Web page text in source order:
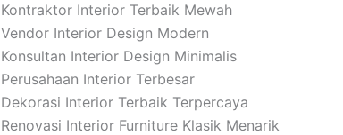
Kontraktor Interior Terbaik Mewah
Vendor Interior Design Modern
Konsultan Interior Design Minimalis
Perusahaan Interior Terbesar
Dekorasi Interior Terbaik Terpercaya
Renovasi Interior Furniture Klasik Menarik